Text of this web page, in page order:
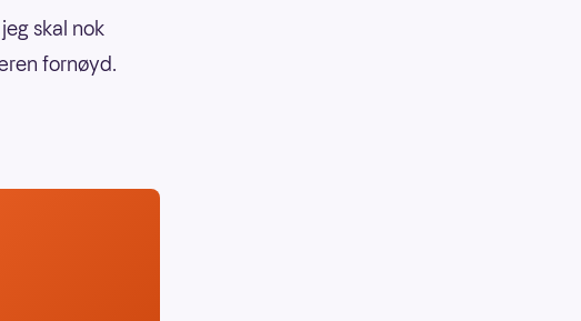
skal nok
fornøyd.